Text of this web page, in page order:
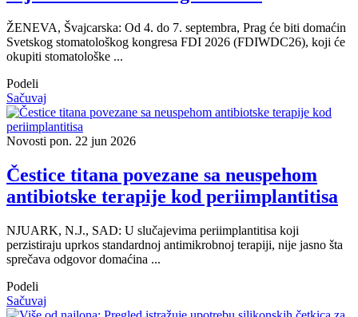
ŽENEVA, Švajcarska: Od 4. do 7. septembra, Prag će biti domaćin
Svetskog stomatološkog kongresa FDI 2026 (FDIWDC26), koji će
okupiti stomatološke ...
Podeli
Sačuvaj
Novosti pon. 22 jun 2026
Čestice titana povezane sa neuspehom
antibiotske terapije kod periimplantitisa
NJUARK, N.J., SAD: U slučajevima periimplantitisa koji
perzistiraju uprkos standardnoj antimikrobnoj terapiji, nije jasno šta
sprečava odgovor domaćina ...
Podeli
Sačuvaj